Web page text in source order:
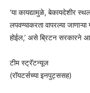
‘या कायद्यामुळे, बेकायदेशीर
लपवण्याकरता वापरल्या
होईल,’ असे ब्रिटन सरकारने
टीम स्ट्रॅटन्यूज
(रॉयटर्सच्या इनपुट्ससह)